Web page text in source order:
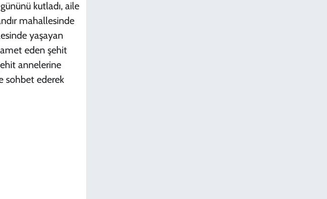
kutladı, aile
mahallesinde
yaşayan
eden şehit
annelerine
sohbet ederek